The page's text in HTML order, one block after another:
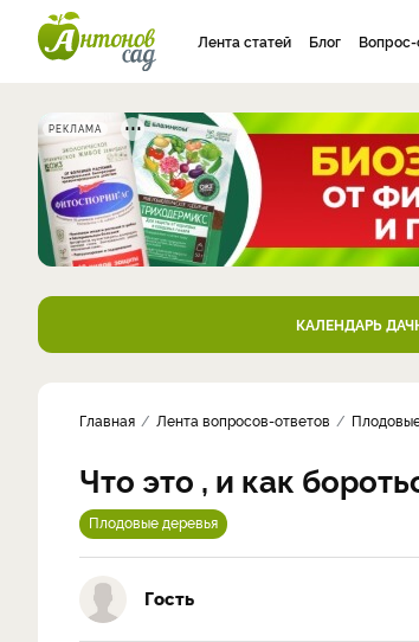
Лента статей Блог Вопрос-
РЕКЛАМА
КАЛЕНДАРЬ
Главная Лента вопросов-ответов
Что это , и как
Плодовые деревья
Гость